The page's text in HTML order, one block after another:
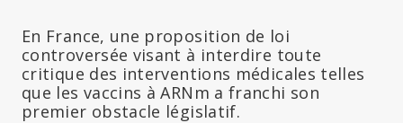
En France, une proposition de loi
controversée visant à interdire toute
critique des interventions médicales telles
que les vaccins à ARNm a franchi son
premier obstacle législatif.